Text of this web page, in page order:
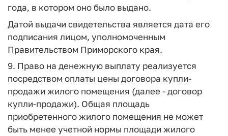
года, в котором оно было выдано.
Датой выдачи свидетельства является дата его
подписания лицом, уполномоченным
Правительством Приморского края.
9. Право на денежную выплату реализуется
посредством оплаты цены договора купли-
продажи жилого помещения (далее - договор
купли-продажи). Общая площадь
приобретенного жилого помещения не может
быть менее учетной нормы площади жилого